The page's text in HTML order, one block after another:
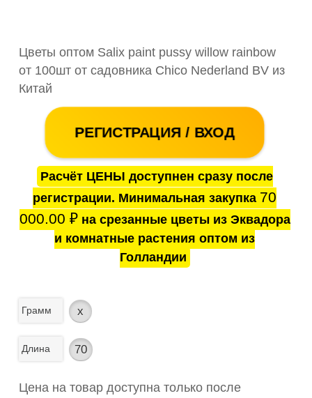
Цветы оптом Salix paint pussy willow rainbow
от 100шт от садовника Chico Nederland BV из
Китай
РЕГИСТРАЦИЯ / ВХОД
Расчёт ЦЕНЫ доступнен сразу после
регистрации. Минимальная закупка 70
000.00 ₽на срезанные цветы из Эквадора
и комнатные растения оптом из
Голландии
Грамм x
Длина 70
Цена на товар доступна только после